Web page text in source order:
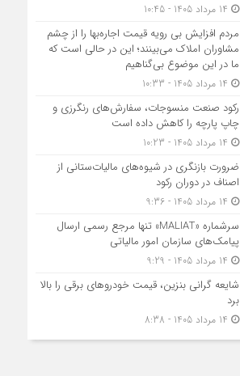
مردم افزایش بی رویه قیمت اجاره‌بها را از چشم
مشاوران املاک می‌بینند؛ این در حالی است که
ما در این موضوع بی‌گناهیم
رکود صنعت منسوجات، سفارش‌های رنگرزی و
چاپ پارچه را کاهش داده است
ضرورت بازنگری در شیوه‌های مالیات‌ستانی از
اصناف در دوران رکود
سرشماره «MALIAT» تنها مرجع رسمی ارسال
پیامک‌های سازمان امور مالیاتی
شایعه گرانی بنزین، قیمت خودروهای برقی را بالا
برد